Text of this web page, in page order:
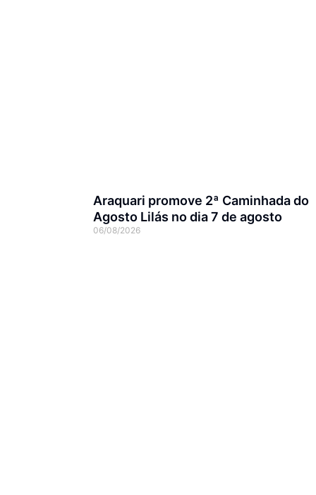
Araquari promove 2ª Caminhada do
Agosto Lilás no dia 7 de agosto
06/08/2026